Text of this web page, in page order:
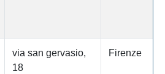
via san gervasio,
18
Firenze